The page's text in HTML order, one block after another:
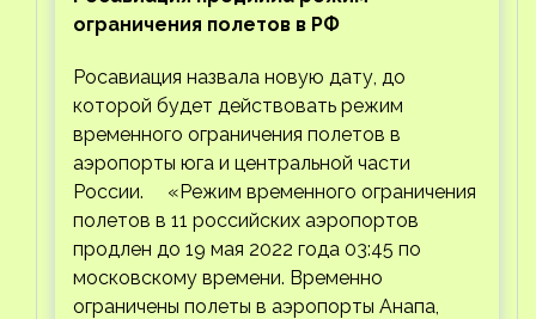
ограничения полетов в РФ
Росавиация назвала новую дату, до
которой будет действовать режим
временного ограничения полетов в
аэропорты юга и центральной части
России. «Режим временного ограничения
полетов в 11 российских аэропортов
продлен до 19 мая 2022 года 03:45 по
московскому времени. Временно
ограничены полеты в аэропорты Анапа,